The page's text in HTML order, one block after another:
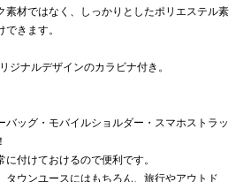
素材ではなく、しっかりとしたポリエステル素
きます。
ジナルデザインのカラビナ付き。
バッグ・モバイルショルダー・スマホストラッ
付けておけるので便利です。
タウンユースにはもちろん、旅行やアウトド